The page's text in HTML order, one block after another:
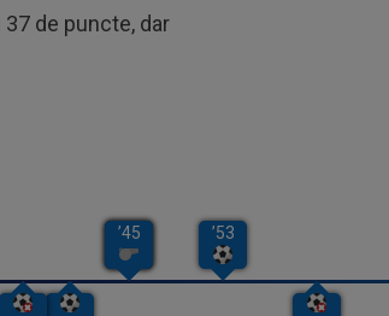
de puncte, dar